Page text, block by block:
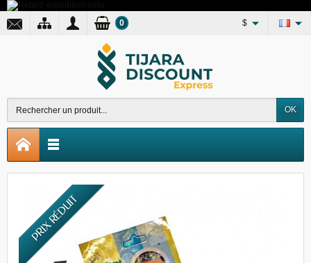
$
OK
0
PRIX RÉDUIT